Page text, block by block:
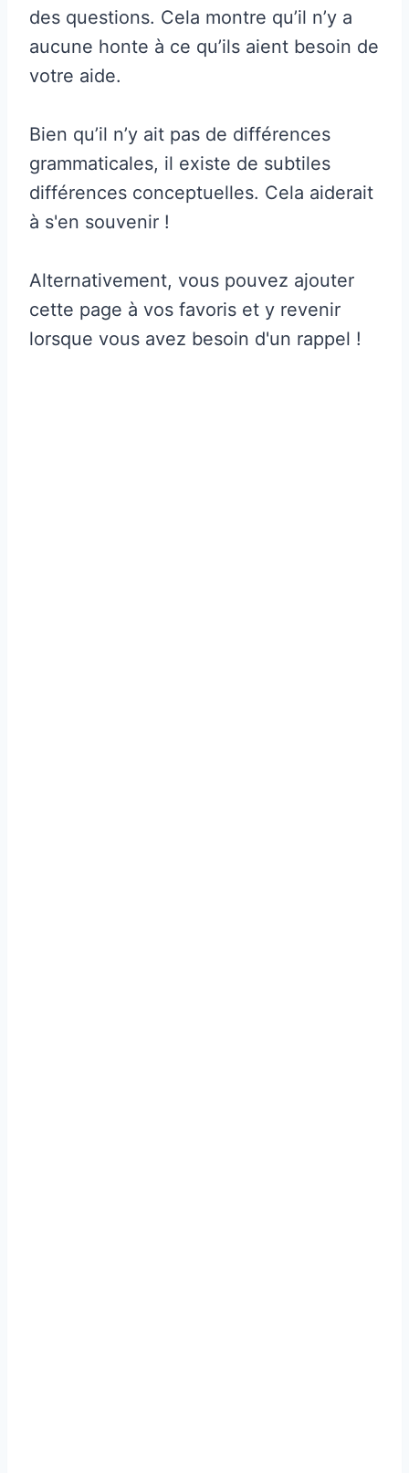
des questions. Cela montre qu’il n’y a
aucune honte à ce qu’ils aient besoin de
votre aide.
Bien qu’il n’y ait pas de différences
grammaticales, il existe de subtiles
différences conceptuelles. Cela aiderait
à s'en souvenir !
Alternativement, vous pouvez ajouter
cette page à vos favoris et y revenir
lorsque vous avez besoin d'un rappel !